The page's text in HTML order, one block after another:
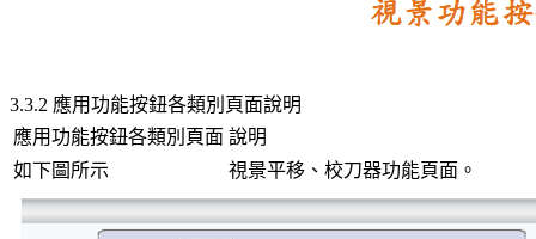
3.3.2 應用功能按鈕各類別頁面說明
應用功能按鈕各類別頁面 說明
如下圖所示
視景平移、校刀器功能頁面。